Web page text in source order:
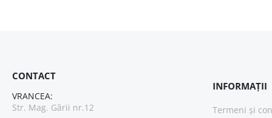
CONTACT
VRANCEA:
Str. Mag. Gării nr.12
INFORMAȚII
Termeni și